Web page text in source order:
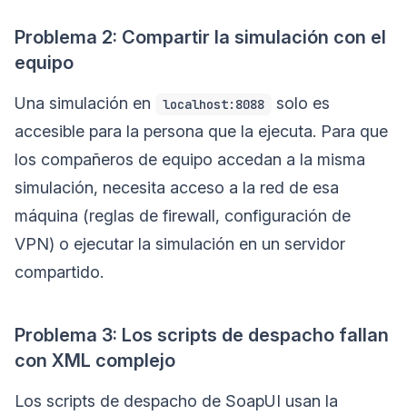
Problema 2: Compartir la simulación con el
equipo
Una simulación en localhost:8088
solo es
accesible para la persona que la ejecuta. Para que
los compañeros de equipo accedan a la misma
simulación, necesita acceso a la red de esa
máquina (reglas de firewall, configuración de
VPN) o ejecutar la simulación en un servidor
compartido.
Problema 3: Los scripts de despacho fallan
con XML complejo
Los scripts de despacho de SoapUI usan la